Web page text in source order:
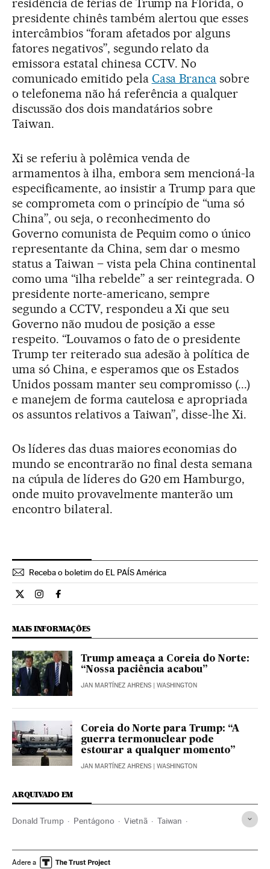
presidente chinês também alertou que esses
intercâmbios “foram afetados por alguns
fatores negativos”, segundo relato da
emissora estatal chinesa CCTV. No
comunicado emitido pela Casa Branca sobre
o telefonema não há referência a qualquer
discussão dos dois mandatários sobre
Taiwan.
Xi se referiu à polêmica venda de
armamentos à ilha, embora sem mencioná-la
especificamente, ao insistir a Trump para que
se comprometa com o princípio de “uma só
China”, ou seja, o reconhecimento do
Governo comunista de Pequim como o único
representante da China, sem dar o mesmo
status a Taiwan – vista pela China continental
como uma “ilha rebelde” a ser reintegrada. O
presidente norte-americano, sempre
segundo a CCTV, respondeu a Xi que seu
Governo não mudou de posição a esse
respeito. “Louvamos o fato de o presidente
Trump ter reiterado sua adesão à política de
uma só China, e esperamos que os Estados
Unidos possam manter seu compromisso (...)
e manejem de forma cautelosa e apropriada
os assuntos relativos a Taiwan”, disse-lhe Xi.
Os líderes das duas maiores economias do
mundo se encontrarão no final desta semana
na cúpula de líderes do G20 em Hamburgo,
onde muito provavelmente manterão um
encontro bilateral.
Receba o boletim do EL PAÍS América
Internacional El País Brasil en Twitter
Internacional El País Brasil en Instagram
Internacional El País Brasil en Facebook
MAIS INFORMAÇÕES
Trump ameaça a Coreia do Norte:
“Nossa paciência acabou”
JAN MARTÍNEZ AHRENS | WASHINGTON
Coreia do Norte para Trump: “A
guerra termonuclear pode
estourar a qualquer momento”
JAN MARTÍNEZ AHRENS | WASHINGTON
ARQUIVADO EM
Donald Trump Pentágono Vietnã Taiwan
Estados Unidos China Ação militar
Adere a